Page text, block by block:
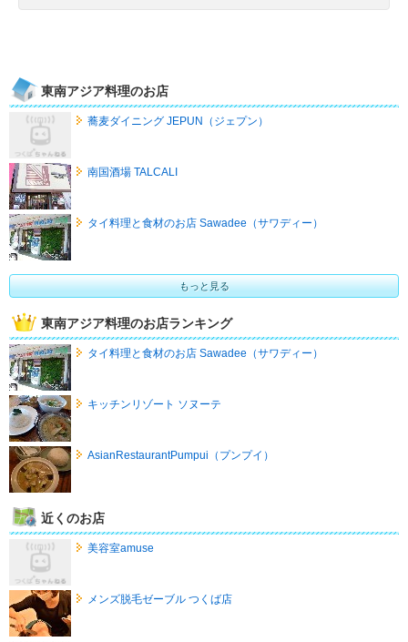
東南アジア料理のお店
蕎麦ダイニング JEPUN（ジェプン）
南国酒場 TALCALI
タイ料理と食材のお店 Sawadee（サワディー）
もっと見る
東南アジア料理のお店ランキング
タイ料理と食材のお店 Sawadee（サワディー）
キッチンリゾート ソヌーテ
AsianRestaurantPumpui（プンプイ）
近くのお店
美容室amuse
メンズ脱毛ゼーブル つくば店